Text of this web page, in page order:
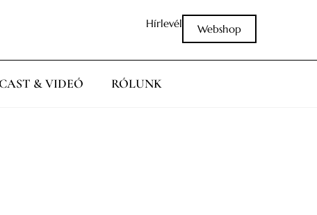
Hírlevél Webshop
& VIDEÓ RÓLUNK